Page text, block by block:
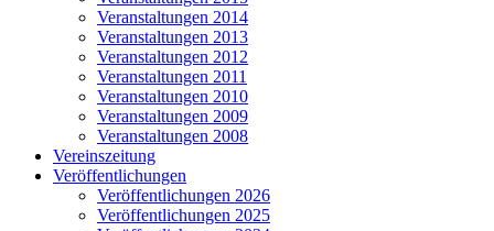
Veranstaltungen 2014
Veranstaltungen 2013
Veranstaltungen 2012
Veranstaltungen 2011
Veranstaltungen 2010
Veranstaltungen 2009
Veranstaltungen 2008
Vereinszeitung
Veröffentlichungen
Veröffentlichungen 2026
Veröffentlichungen 2025